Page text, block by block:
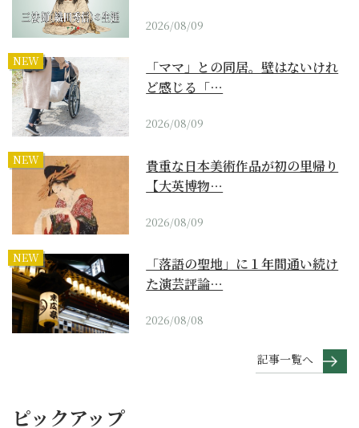
2026/08/09
NEW
「ママ」との同居。壁はないけれ
ど感じる「…
2026/08/09
NEW
貴重な日本美術作品が初の里帰り
【大英博物…
2026/08/09
NEW
「落語の聖地」に１年間通い続け
た演芸評論…
2026/08/08
記事一覧へ
ピックアップ